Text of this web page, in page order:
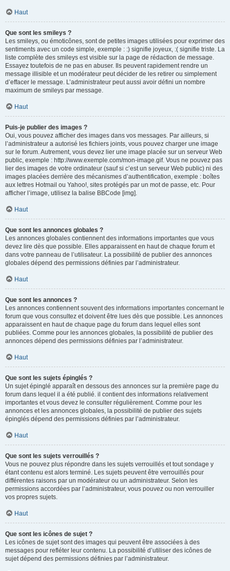
Haut
Que sont les smileys ?
Les smileys, ou émoticônes, sont de petites images utilisées pour exprimer des
sentiments avec un code simple, exemple : :) signifie joyeux, :( signifie triste. La
liste complète des smileys est visible sur la page de rédaction de message.
Essayez toutefois de ne pas en abuser. Ils peuvent rapidement rendre un
message illisible et un modérateur peut décider de les retirer ou simplement
d’effacer le message. L’administrateur peut aussi avoir défini un nombre
maximum de smileys par message.
Haut
Puis-je publier des images ?
Oui, vous pouvez afficher des images dans vos messages. Par ailleurs, si
l’administrateur a autorisé les fichiers joints, vous pouvez charger une image
sur le forum. Autrement, vous devez lier une image placée sur un serveur Web
public, exemple : http://www.exemple.com/mon-image.gif. Vous ne pouvez pas
lier des images de votre ordinateur (sauf si c’est un serveur Web public) ni des
images placées derrière des mécanismes d’authentification, exemple : boîtes
aux lettres Hotmail ou Yahoo!, sites protégés par un mot de passe, etc. Pour
afficher l’image, utilisez la balise BBCode [img].
Haut
Que sont les annonces globales ?
Les annonces globales contiennent des informations importantes que vous
devez lire dès que possible. Elles apparaissent en haut de chaque forum et
dans votre panneau de l’utilisateur. La possibilité de publier des annonces
globales dépend des permissions définies par l’administrateur.
Haut
Que sont les annonces ?
Les annonces contiennent souvent des informations importantes concernant le
forum que vous consultez et doivent être lues dès que possible. Les annonces
apparaissent en haut de chaque page du forum dans lequel elles sont
publiées. Comme pour les annonces globales, la possibilité de publier des
annonces dépend des permissions définies par l’administrateur.
Haut
Que sont les sujets épinglés ?
Un sujet épinglé apparaît en dessous des annonces sur la première page du
forum dans lequel il a été publié. il contient des informations relativement
importantes et vous devez le consulter régulièrement. Comme pour les
annonces et les annonces globales, la possibilité de publier des sujets
épinglés dépend des permissions définies par l’administrateur.
Haut
Que sont les sujets verrouillés ?
Vous ne pouvez plus répondre dans les sujets verrouillés et tout sondage y
étant contenu est alors terminé. Les sujets peuvent être verrouillés pour
différentes raisons par un modérateur ou un administrateur. Selon les
permissions accordées par l’administrateur, vous pouvez ou non verrouiller
vos propres sujets.
Haut
Que sont les icônes de sujet ?
Les icônes de sujet sont des images qui peuvent être associées à des
messages pour refléter leur contenu. La possibilité d’utiliser des icônes de
sujet dépend des permissions définies par l’administrateur.